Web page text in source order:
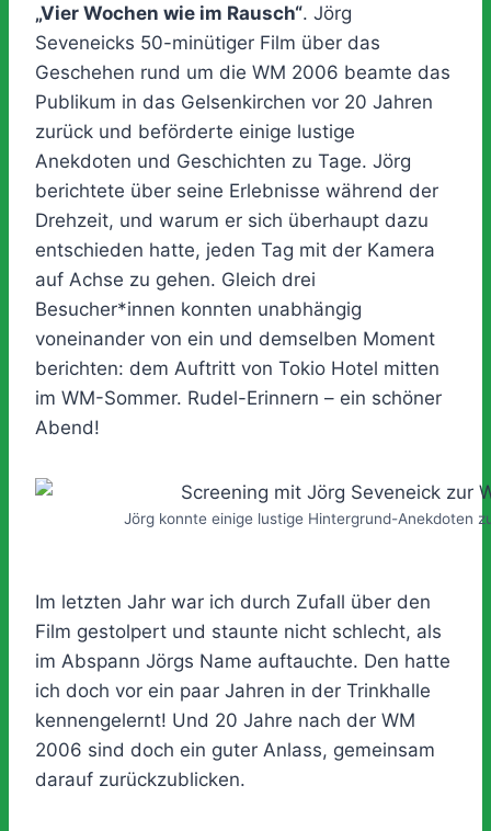
„Vier Wochen wie im Rausch“. Jörg
Seveneicks 50-minütiger Film über das
Geschehen rund um die WM 2006 beamte das
Publikum in das Gelsenkirchen vor 20 Jahren
zurück und beförderte einige lustige
Anekdoten und Geschichten zu Tage. Jörg
berichtete über seine Erlebnisse während der
Drehzeit, und warum er sich überhaupt dazu
entschieden hatte, jeden Tag mit der Kamera
auf Achse zu gehen. Gleich drei
Besucher*innen konnten unabhängig
voneinander von ein und demselben Moment
berichten: dem Auftritt von Tokio Hotel mitten
im WM-Sommer. Rudel-Erinnern – ein schöner
Abend!
Jörg konnte einige lustige Hintergrund-Anekdoten
Im letzten Jahr war ich durch Zufall über den
Film gestolpert und staunte nicht schlecht, als
im Abspann Jörgs Name auftauchte. Den hatte
ich doch vor ein paar Jahren in der Trinkhalle
kennengelernt! Und 20 Jahre nach der WM
2006 sind doch ein guter Anlass, gemeinsam
darauf zurückzublicken.